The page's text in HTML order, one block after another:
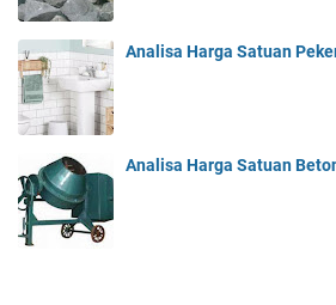
Analisa Harga Satuan
Analisa Harga Satuan